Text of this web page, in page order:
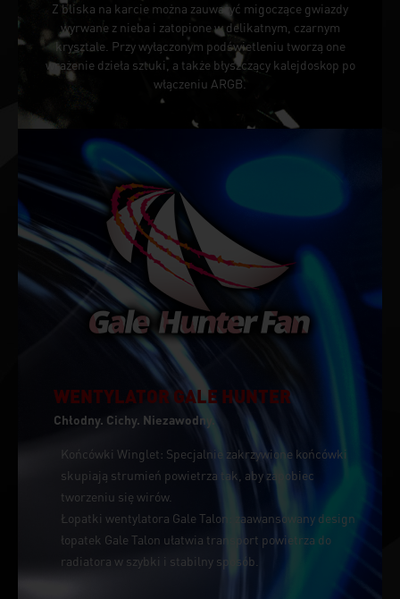
Z bliska na karcie można zauważyć migoczące gwiazdy
wyrwane z nieba i zatopione w delikatnym, czarnym
krysztale. Przy wyłączonym podświetleniu tworzą one
wrażenie dzieła sztuki, a także błyszczący kalejdoskop po
włączeniu ARGB.
WENTYLATOR GALE HUNTER
Chłodny. Cichy. Niezawodny.
Końcówki Winglet: Specjalnie zakrzywione końcówki
skupiają strumień powietrza tak, aby zapobiec
tworzeniu się wirów.
Łopatki wentylatora Gale Talon: zaawansowany design
łopatek Gale Talon ułatwia transport powietrza do
radiatora w szybki i stabilny sposób.